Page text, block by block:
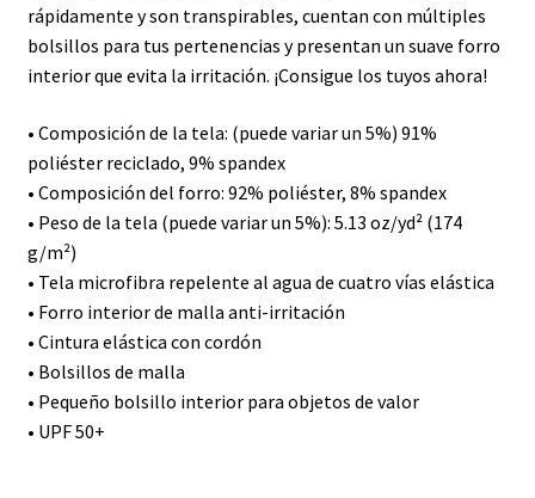
rápidamente y son transpirables, cuentan con múltiples
bolsillos para tus pertenencias y presentan un suave forro
interior que evita la irritación. ¡Consigue los tuyos ahora!
• Composición de la tela: (puede variar un 5%) 91%
poliéster reciclado, 9% spandex
• Composición del forro: 92% poliéster, 8% spandex
• Peso de la tela (puede variar un 5%): 5.13 oz/yd² (174
g/m²)
• Tela microfibra repelente al agua de cuatro vías elástica
• Forro interior de malla anti-irritación
• Cintura elástica con cordón
• Bolsillos de malla
• Pequeño bolsillo interior para objetos de valor
• UPF 50+